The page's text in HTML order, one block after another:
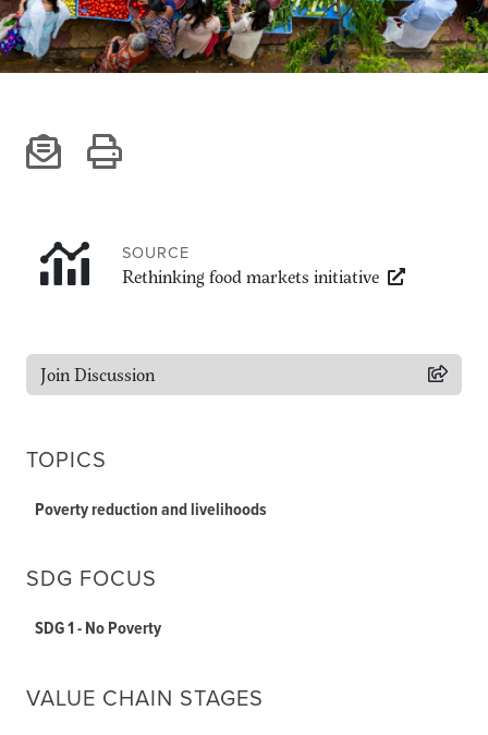
Climate
Equality & inclusion
Nutrition & food security
Get In Touch
Feedback
SOURCE
Rethinking food markets initiative
Join Discussion
TOPICS
Poverty reduction and livelihoods
SDG FOCUS
SDG 1 - No Poverty
VALUE CHAIN STAGES